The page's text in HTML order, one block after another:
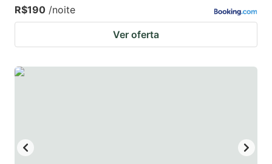
R$190 /noite
Ver oferta